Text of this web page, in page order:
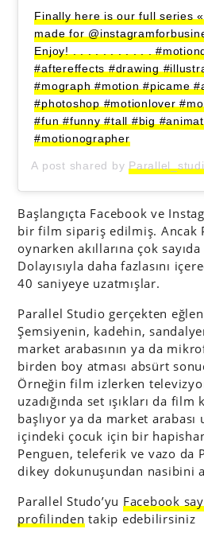
Finally here is our full series
made for
Enjoy! . . . . . . . . . . .
#aftereffects #drawing
#mograph #motion #picame
#photoshop #motionlover
#fun #funny #tall #big
#motionographer
A post shared by
Başlangıçta Facebook ve
bir film sipariş edilmiş. Ancak
oynarken akıllarına çok
Dolayısıyla daha fazlasını
40 saniyeye uzatmışlar.
Parallel Studio gerçekten
Şemsiyenin, kadehin,
market arabasının ya da
birden boy atması absürt
Örneğin film izlerken
uzadığında set ışıkları da
başlıyor ya da market arabası
içindeki çocuk için bir
Penguen, teleferik ve vazo da
dikey dokunuşundan nasibini
Parallel Studo’yu Facebook
profilinden takip edebilirsiniz